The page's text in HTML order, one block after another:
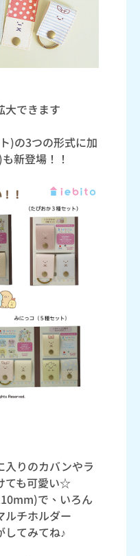
できます
)の3つの形式に加
新登場！！
入りのカバンやラ
ても可愛い☆
で、いろん
ルチホルダー
してみてね♪